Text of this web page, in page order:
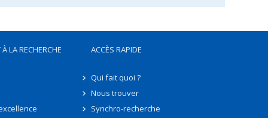
LA RECHERCHE ACCÈS RAPIDE
Qui fait quoi ?
Nous trouver
Synchro-recherche